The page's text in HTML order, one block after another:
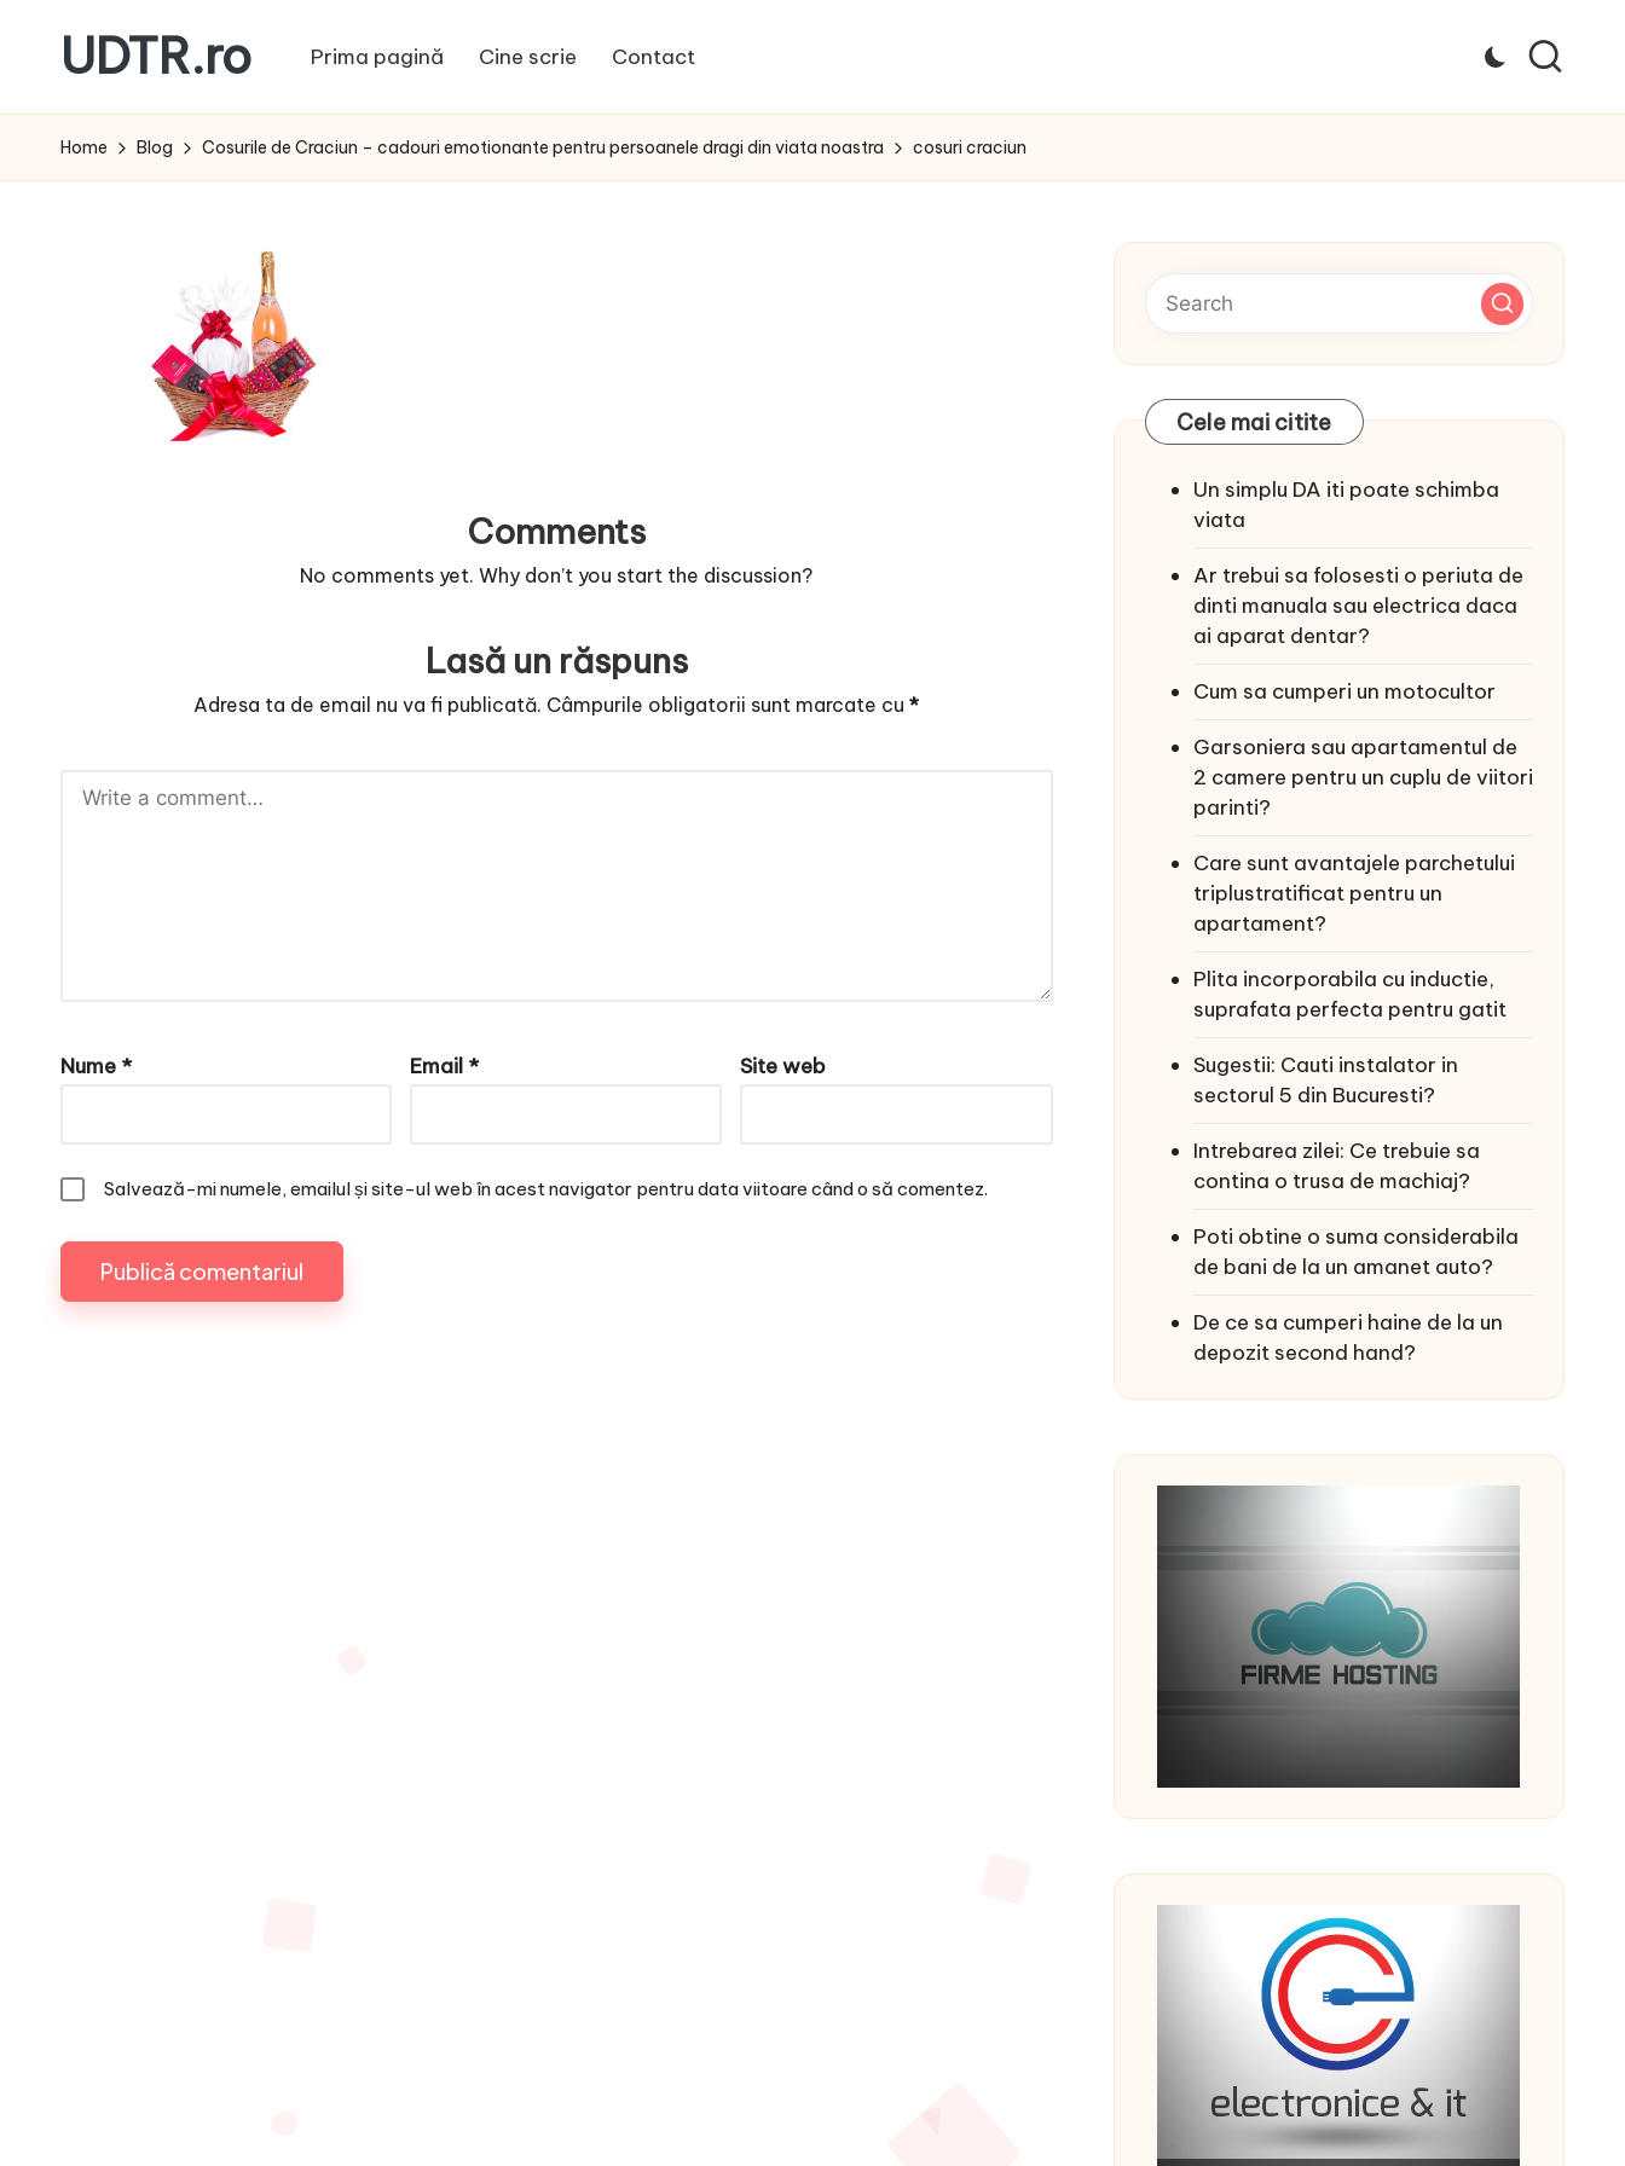
content
UDTR.ro
dorul
te
Prima pagină Cine scrie Contact
Home Blog Cosurile de Craciun – cadouri emotionante pentru persoanele dragi din viata noastra cosuri craciun
Comments
No comments yet. Why don’t you start the discussion?
Lasă un răspuns
Adresa ta de email nu va fi publicată. Câmpurile obligatorii sunt marcate cu*
Nume * Email * Site web
Salvează-mi numele, emailul și site-ul web în acest navigator pentru data viitoare când o să comentez.
Cele mai citite
Un simplu DA iti poate schimba
viata
Ar trebui sa folosesti o periuta de
dinti manuala sau electrica daca
ai aparat dentar?
Cum sa cumperi un motocultor
Garsoniera sau apartamentul de
2 camere pentru un cuplu de viitori
parinti?
Care sunt avantajele parchetului
triplustratificat pentru un
apartament?
Plita incorporabila cu inductie,
suprafata perfecta pentru gatit
Sugestii: Cauti instalator in
sectorul 5 din Bucuresti?
Intrebarea zilei: Ce trebuie sa
contina o trusa de machiaj?
Poti obtine o suma considerabila
de bani de la un amanet auto?
De ce sa cumperi haine de la un
depozit second hand?